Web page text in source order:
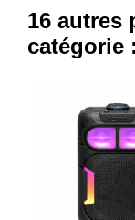
16 autres
catégorie :